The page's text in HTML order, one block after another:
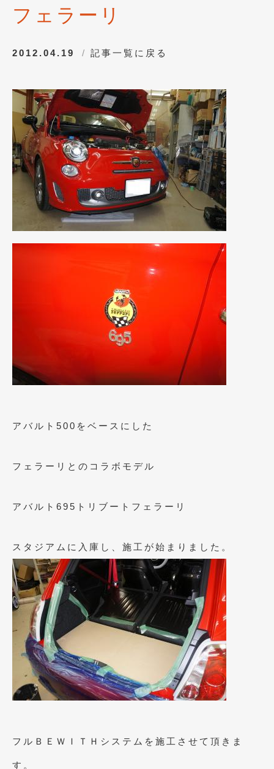
2025年8月(2)
2024年8月(1)
2024年6月(1)
2024年4月(1)
2024年1月(1)
2023年12月 (2)
2023年11月(1)
2023年10月(2)
(1)
(1)
(2)
2022年8月(1)
2021年8月(2)
2021年4月 (1)
2021年1月(2)
2020年12月(2)
2020年11月(2)
2020年10月 (1)
2020年9月
2020年8月(4)
2020年7月(3)
フェラーリ
2012.04.19 記事一覧に戻る
アバルト500をベースにした
フェラーリとのコラボモデル
アバルト695トリブートフェラーリ
スタジアムに入庫し、施工が始まりました。
フルＢＥＷＩＴＨシステムを施工させて頂きま
す。